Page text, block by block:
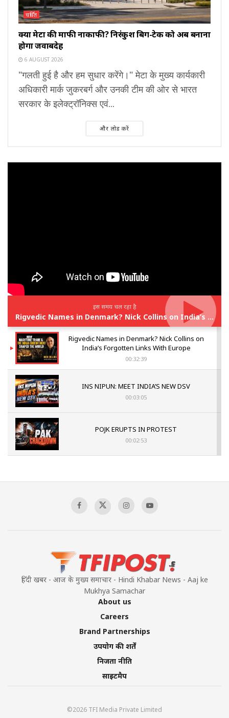
चर्चित
क्या मेटा की माफी नाकाफी? निरंकुश बिग-टेक को अब बनाना
होगा जवाबदेह
6 AUGUST 2026
"गलती हुई है और हम सुधार करेंगे।" मेटा के मुख्य कार्यकारी
अधिकारी मार्क जुकरबर्ग और उनकी टीम की ओर से भारत
सरकार के इलेक्ट्रॉनिक्स एवं...
और लोड करें
इस समय चल रहा है
Rigvedic Names in Denmark? Nick Collins on India’s Forgotten Links With Europe
Rigvedic Names in Denmark? Nick Collins on
India’s Forgotten Links With Europe
00:32:39
INS NIPUN: MEET INDIA’S NEW DSV
00:03:05
POJK ERUPTS IN PROTEST
00:02:53
Sagar
हिंदी खबर - आज के मुख्य समाचार - Hindi Khabar News - Aaj ke
Mukhya Samachar
About us
Careers
Brand Partnerships
उपयोग की शर्तें
निजता नीति
साइटमैप
©2026 TFI Media Private Limited